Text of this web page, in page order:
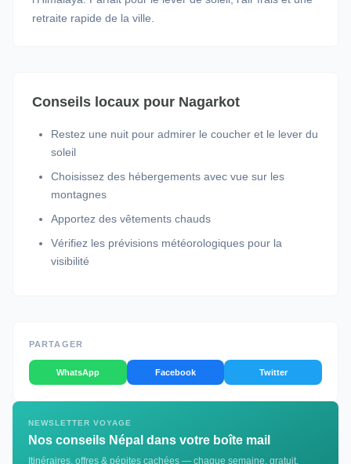
retraite rapide de la ville.
Conseils locaux pour Nagarkot
Restez une nuit pour admirer le coucher et le lever du
soleil
Choisissez des hébergements avec vue sur les
montagnes
Apportez des vêtements chauds
Vérifiez les prévisions météorologiques pour la
visibilité
PARTAGER
WhatsApp Facebook Twitter
NEWSLETTER VOYAGE
Nos conseils Népal dans votre boîte mail
Itinéraires, offres & pépites cachées — chaque semaine, gratuit.